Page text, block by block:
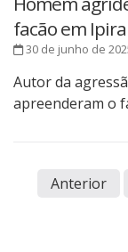
facão em
30 de junho de
Autor da
apreenderam o
Anterior